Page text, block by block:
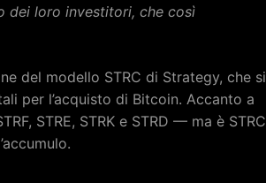
dei loro investitori, che così
del modello STRC di Strategy, che si
per l’acquisto di Bitcoin. Accanto a
STRE, STRK e STRD — ma è STRC